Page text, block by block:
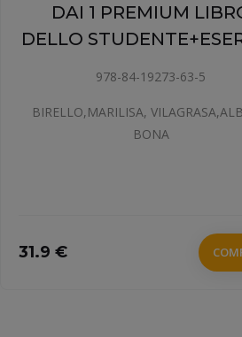
DAI 1 PREMIUM
DELLO
978-84-19273-63-5
BIRELLO,MARILISA,
BONA
31.9 €